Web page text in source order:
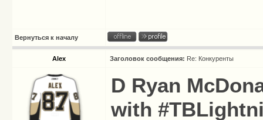
Вернуться к началу
Alex Заголовок сообщения: Re: Конкуренты
D Ryan
with